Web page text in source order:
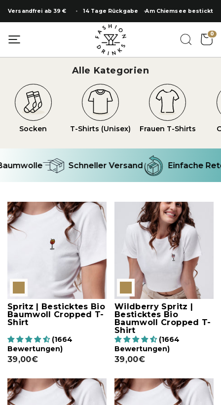
Inhalt
springen
Versandfrei ab 39 € 14 Tage Rückgabe Am Chiemsee bestickt
0
Alle Kategorien
Socken T-Shirts (Unisex) Frauen T-Shirts
Schneller Versand Einfache
Spritz | Besticktes Bio
Baumwoll Cropped T-
Shirt
(1664
Bewertungen)
39,00€
Wildberry Spritz |
Besticktes Bio
Baumwoll Cropped T-
Shirt
(1664
Bewertungen)
39,00€